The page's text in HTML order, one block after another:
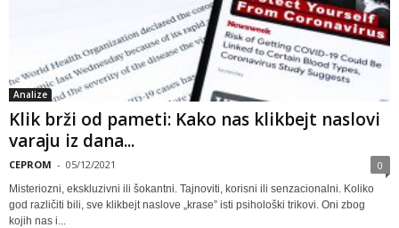
Analize
Klik brži od pameti: Kako nas klikbejt naslovi
varaju iz dana...
CEPROM - 05/12/2021 0
Misteriozni, ekskluzivni ili šokantni. Tajnoviti, korisni ili senzacionalni. Koliko
god različiti bili, sve klikbejt naslove „krase” isti psihološki trikovi. Oni zbog
kojih nas i...